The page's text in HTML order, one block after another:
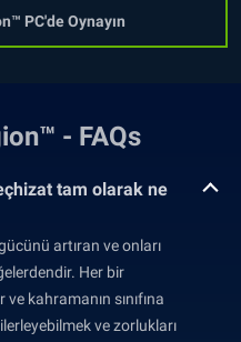
PC'de Oynayın
- FAQs
tam olarak ne
artıran ve onları
Her bir
kahramanın sınıfına
ve zorlukları